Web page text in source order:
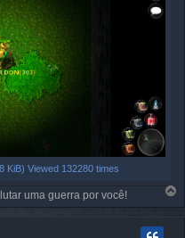
KiB) Viewed 132280 times
uma guerra por você!
o